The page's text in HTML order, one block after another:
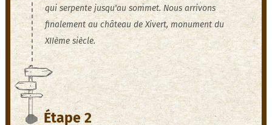
qui serpente jusqu'au sommet. Nous arrivons
finalement au château de Xivert, monument du
XIIème siècle.
Étape 2